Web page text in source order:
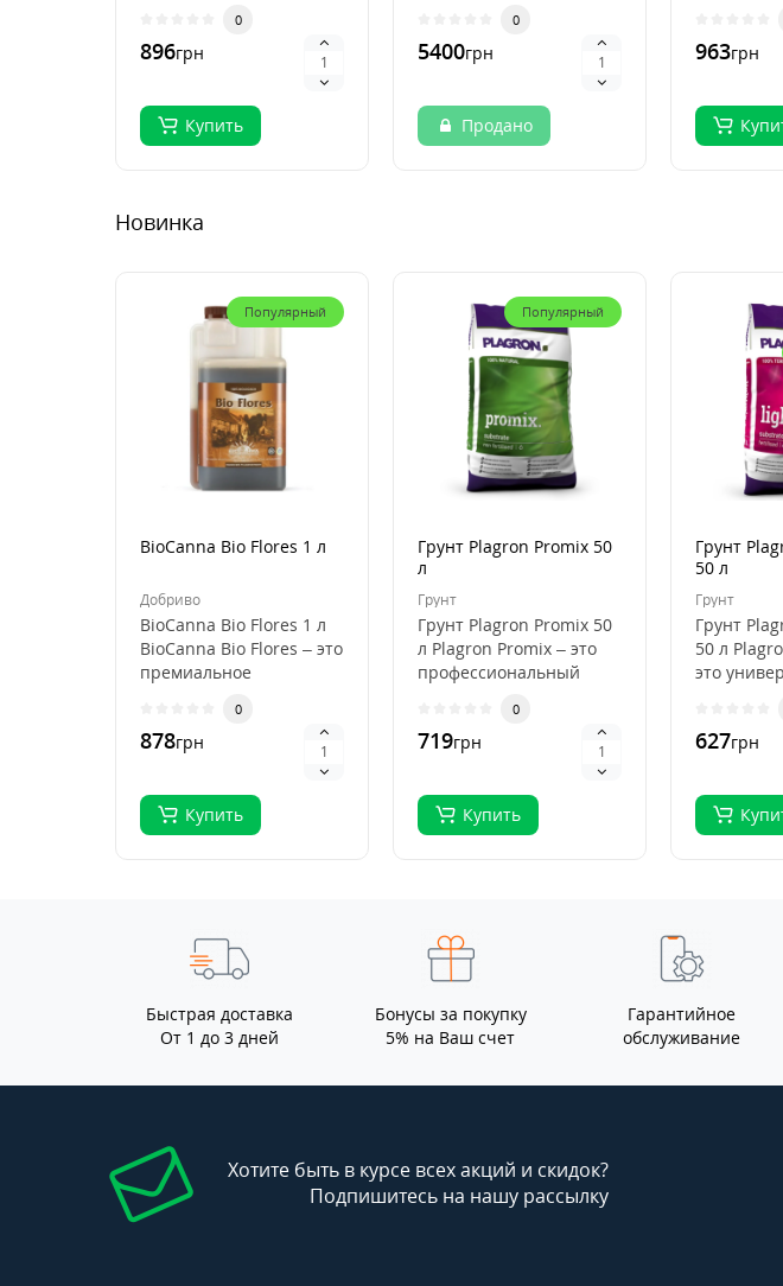
Приведите ва..
0
896грн
Купить
Субстрата для Здоровых
Растений ..
0
5400грн
Продано
963грн
Новинка
Популярный
BioCanna Bio Flores 1 л
Добриво
BioCanna Bio Flores 1 л
BioCanna Bio Flores – это
премиальное
удобрение для ст..
0
878грн
Купить
Популярный
Грунт Plagron Promix 50
л
Грунт
Грунт Plagron Promix 50
л Plagron Promix – это
профессиональный
выращивания
растений, ..
0
719грн
Купить
Грунт
50 л
Грунт
Грунт
50 л
это
627грн
Быстрая доставка
От 1 до 3 дней
Бонусы за покупку
5% на Ваш счет
Гарантийное
обслуживание
Хотите быть в курсе всех акций и скидок?
Подпишитесь на нашу рассылку